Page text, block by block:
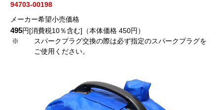
94703-00198
メーカー希望小売価格
495円[消費税10％含む]（本体価格 450円）
※
スパークプラグ交換の際は必ず指定のスパークプラグを
ご使用ください。